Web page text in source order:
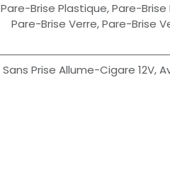
Pare-Brise Plastique,Pare-Brise
Pare-Brise Verre,Pare-Brise
Sans Prise Allume-Cigare 12V,